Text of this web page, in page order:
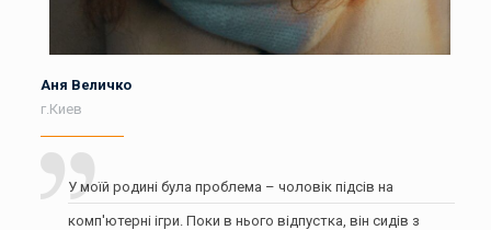
Аня Величко
г.Киев
У моїй родині була проблема – чоловік підсів на
комп'ютерні ігри. Поки в нього відпустка, він сидів з